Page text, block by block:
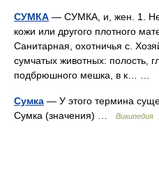
СУМКА — СУМКА, и, жен. 1.
кожи или другого плотного
Санитарная, охотничья с.
сумчатых животных: полость,
подбрюшного мешка, в к… …
Сумка — У этого термина
Сумка (значения) …
Википедия